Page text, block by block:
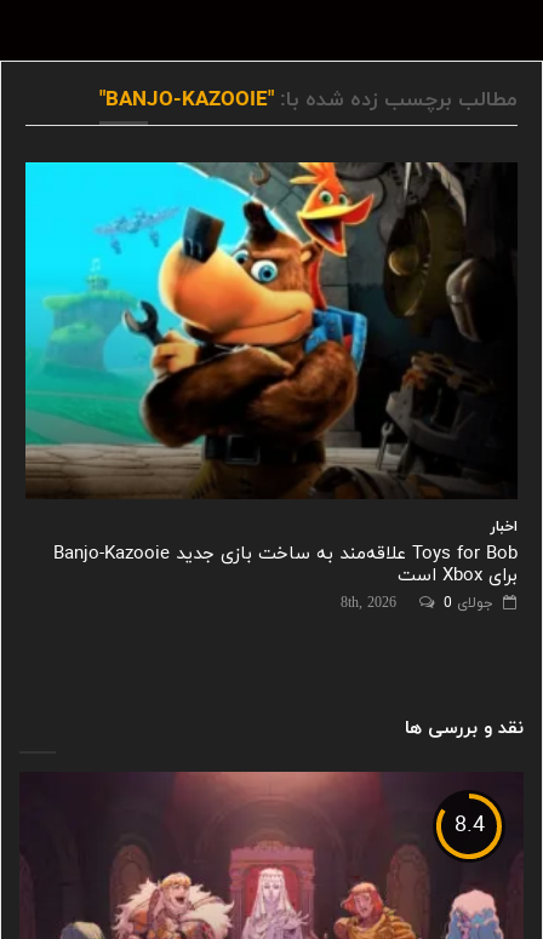
مطالب برچسب زده شده با: "BANJO-KAZOOIE"
اخبار
Toys for Bob علاقه‌مند به ساخت بازی جدید Banjo-Kazooie
برای Xbox است
جولای 8th, 2026 0
نقد و بررسی ها
8.4